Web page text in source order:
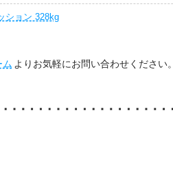
ション 328kg
ム よりお気軽にお問い合わせください。